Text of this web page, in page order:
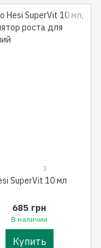
3
SuperVit 10 мл
685 грн
В наличии
Купить